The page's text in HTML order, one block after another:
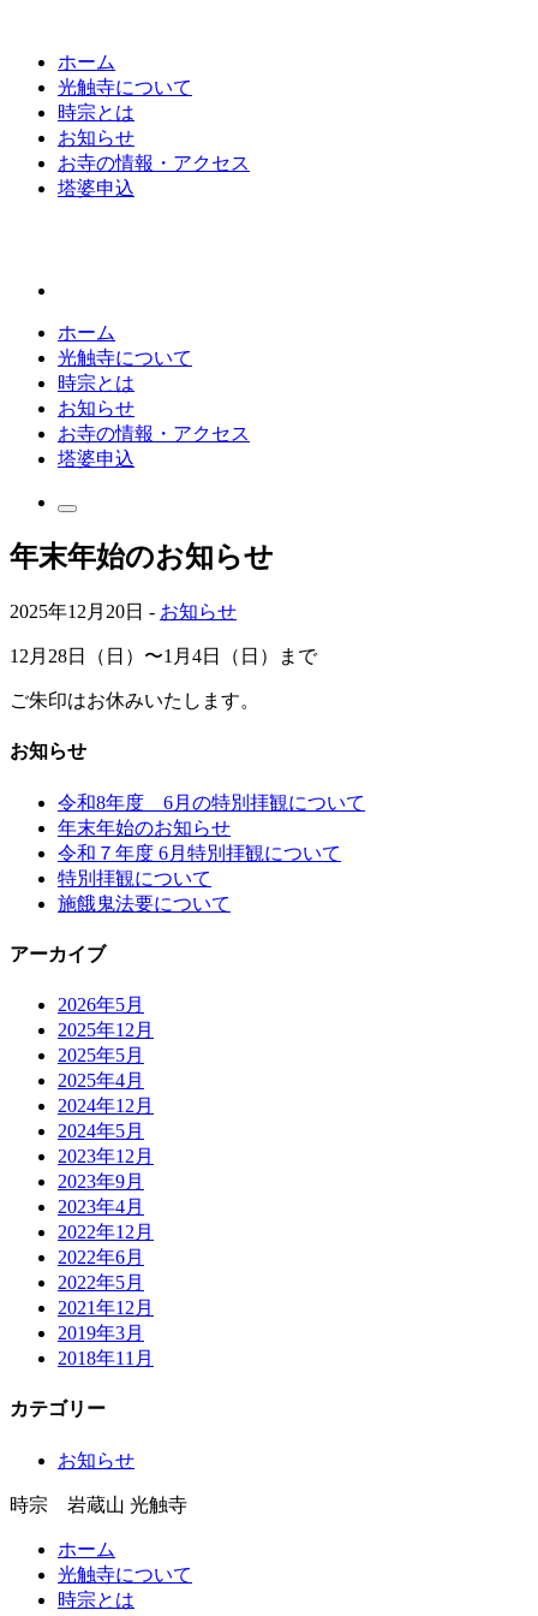
ホーム
光触寺について
時宗とは
お知らせ
お寺の情報・アクセス
塔婆申込
ホーム
光触寺について
時宗とは
お知らせ
お寺の情報・アクセス
塔婆申込
年末年始のお知らせ
2025年12月20日 - お知らせ
12月28日（日）〜1月4日（日）まで
ご朱印はお休みいたします。
お知らせ
令和8年度 6月の特別拝観について
年末年始のお知らせ
令和７年度 6月特別拝観について
特別拝観について
施餓鬼法要について
アーカイブ
2026年5月
2025年12月
2025年5月
2025年4月
2024年12月
2024年5月
2023年12月
2023年9月
2023年4月
2022年12月
2022年6月
2022年5月
2021年12月
2019年3月
2018年11月
カテゴリー
お知らせ
時宗 岩蔵山 光触寺
ホーム
光触寺について
時宗とは